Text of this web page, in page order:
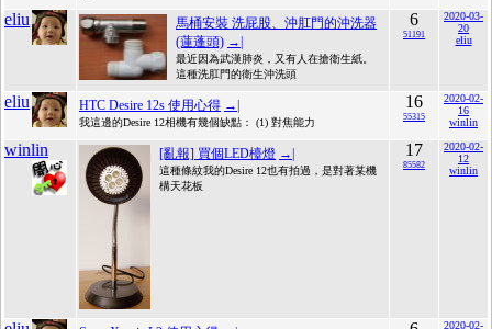
eliu
馬桶安裝 洗屁股、沖肛門的沖洗器
(蓮蓬頭) →|
最近因為武漢肺炎，又有人在搶衛生紙。
這種洗肛門的衛生沖洗頭
6
51191
2020-03-
20
eliu
eliu HTC Desire 12s 使用心得 →|
我這邊的Desire 12相機有幾個缺點： (1) 對焦能力
16
55315
2020-02-
16
winlin
winlin [亂報] 買個LED檯燈 →|
這種條紋我的Desire 12也有拍過，是對著某機
構天花板
17
85582
2020-02-
12
winlin
2020-02-